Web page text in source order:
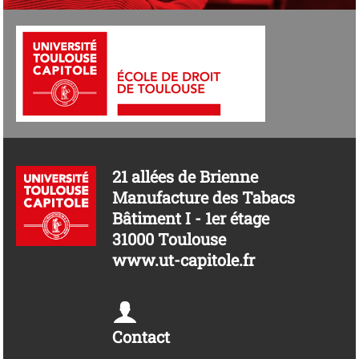
21 allées de Brienne
Manufacture des Tabacs
Bâtiment I - 1er étage
31000 Toulouse
www.ut-capitole.fr
Contact